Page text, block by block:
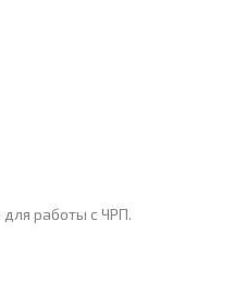
работы с ЧРП.